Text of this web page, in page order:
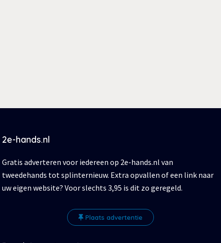
2e-hands.nl
Gratis adverteren voor iedereen op 2e-hands.nl van
tweedehands tot splinternieuw. Extra opvallen of een link naar
uw eigen website? Voor slechts 3,95 is dit zo geregeld.
Plaats advertentie